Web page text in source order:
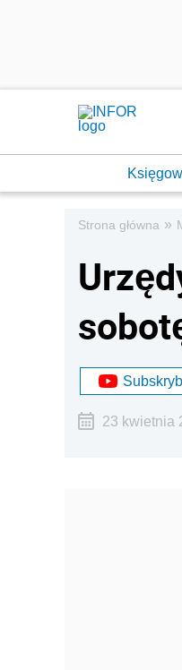
Strona główna »
23 kwietnia